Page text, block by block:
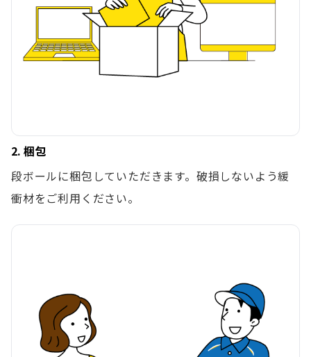
2. 梱包
段ボールに梱包していただきます。破損しないよう緩
衝材をご利用ください。